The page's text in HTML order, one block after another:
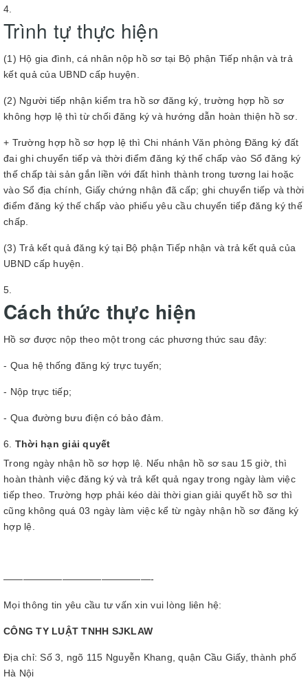
Trình tự thực hiện
(1) Hộ gia đình, cá nhân nộp hồ sơ tại Bộ phận Tiếp nhận và trả
kết quả của UBND cấp huyện.
(2) Người tiếp nhận kiểm tra hồ sơ đăng ký, trường hợp hồ sơ
không hợp lệ thì từ chối đăng ký và hướng dẫn hoàn thiện hồ sơ.
+ Trường hợp hồ sơ hợp lệ thì Chi nhánh Văn phòng Đăng ký đất
đai ghi chuyển tiếp và thời điểm đăng ký thế chấp vào Sổ đăng ký
thế chấp tài sản gắn liền với đất hình thành trong tương lai hoặc
vào Sổ địa chính, Giấy chứng nhận đã cấp; ghi chuyển tiếp và thời
điểm đăng ký thế chấp vào phiếu yêu cầu chuyển tiếp đăng ký thế
chấp.
(3) Trả kết quả đăng ký tại Bộ phận Tiếp nhận và trả kết quả của
UBND cấp huyện.
Cách thức thực hiện
Hồ sơ được nộp theo một trong các phương thức sau đây:
- Qua hệ thống đăng ký trực tuyến;
- Nộp trực tiếp;
- Qua đường bưu điện có bảo đảm.
Thời hạn giải quyết
Trong ngày nhận hồ sơ hợp lệ. Nếu nhận hồ sơ sau 15 giờ, thì
hoàn thành việc đăng ký và trả kết quả ngay trong ngày làm việc
tiếp theo. Trường hợp phải kéo dài thời gian giải quyết hồ sơ thì
cũng không quá 03 ngày làm việc kể từ ngày nhận hồ sơ đăng ký
hợp lệ.
———————————————-
Mọi thông tin yêu cầu tư vấn xin vui lòng liên hệ:
CÔNG TY LUẬT TNHH SJKLAW
Địa chỉ: Số 3, ngõ 115 Nguyễn Khang, quận Cầu Giấy, thành phố
Hà Nội